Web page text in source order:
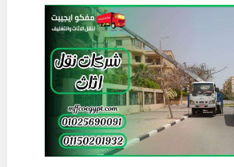
حيث تتيح مواد تغليف عالية الجودة